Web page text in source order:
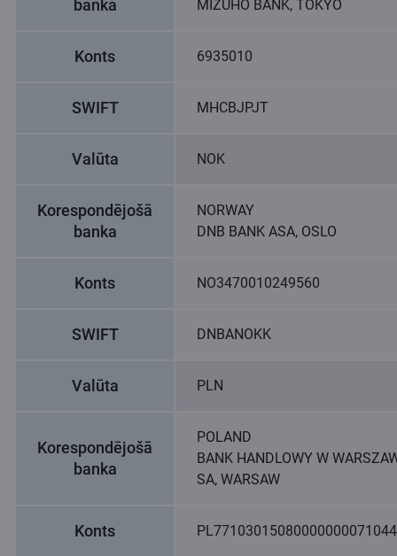
banka
MIZUHO BANK, TOKYO
Konts 6935010
SWIFT MHCBJPJT
Valūta NOK
Korespondējošā
banka
NORWAY
DNB BANK ASA, OSLO
Konts NO3470010249560
SWIFT DNBANOKK
Valūta PLN
Korespondējošā
banka
POLAND
BANK HANDLOWY W
SA, WARSAW
Konts